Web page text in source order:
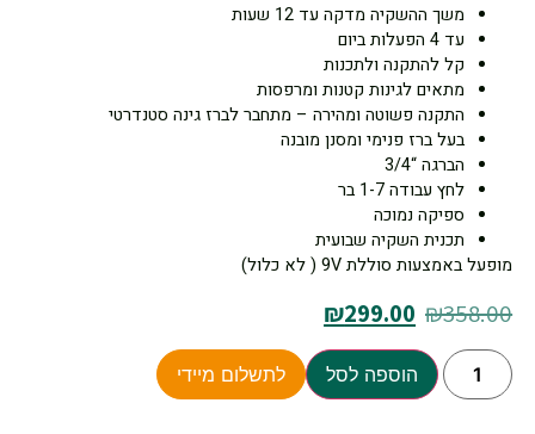
משך ההשקיה מדקה עד 12 שעות
עד 4 הפעלות ביום
קל להתקנה ולתכנות
מתאים לגינות קטנות ומרפסות
התקנה פשוטה ומהירה – מתחבר לברז גינה סטנדרטי
בעל ברז פנימי ומסנן מובנה
הברגה “3/4
לחץ עבודה 1-7 בר
ספיקה נמוכה
תכנית השקיה שבועית
מופעל באמצעות סוללת 9V ( לא כלול)
₪358.00
₪299.00
הוספה לסל לתשלום מיידי